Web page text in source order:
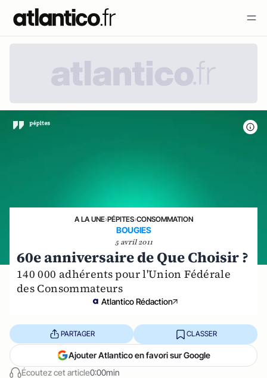
A LA UNE›PÉPITES›CONSOMMATION
BOUGIES
5 avril 2011
60e anniversaire de Que Choisir ?
140 000 adhérents pour l'Union Fédérale
des Consommateurs
Atlantico Rédaction
Écoutez cet article0:00min
PARTAGER CLASSER
Ajouter Atlantico en favori sur Google